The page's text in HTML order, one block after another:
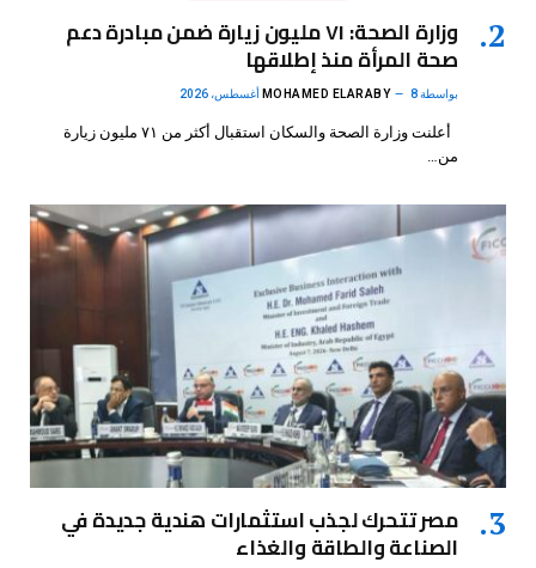
وزارة الصحة: ٧١ مليون زيارة ضمن مبادرة دعم
صحة المرأة منذ إطلاقها
بواسطة MOHAMED ELARABY 8 أغسطس، 2026
أعلنت وزارة الصحة والسكان استقبال أكثر من ٧١ مليون زيارة
من…
مصر تتحرك لجذب استثمارات هندية جديدة في
الصناعة والطاقة والغذاء